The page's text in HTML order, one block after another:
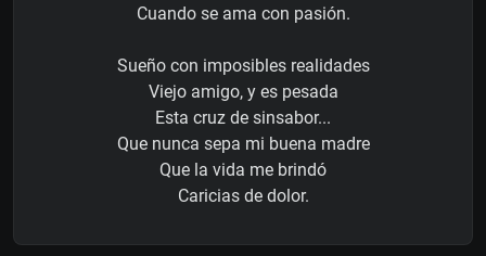
Cuando se ama con pasión.
Sueño con imposibles realidades
Viejo amigo, y es pesada
Esta cruz de sinsabor...
Que nunca sepa mi buena madre
Que la vida me brindó
Caricias de dolor.